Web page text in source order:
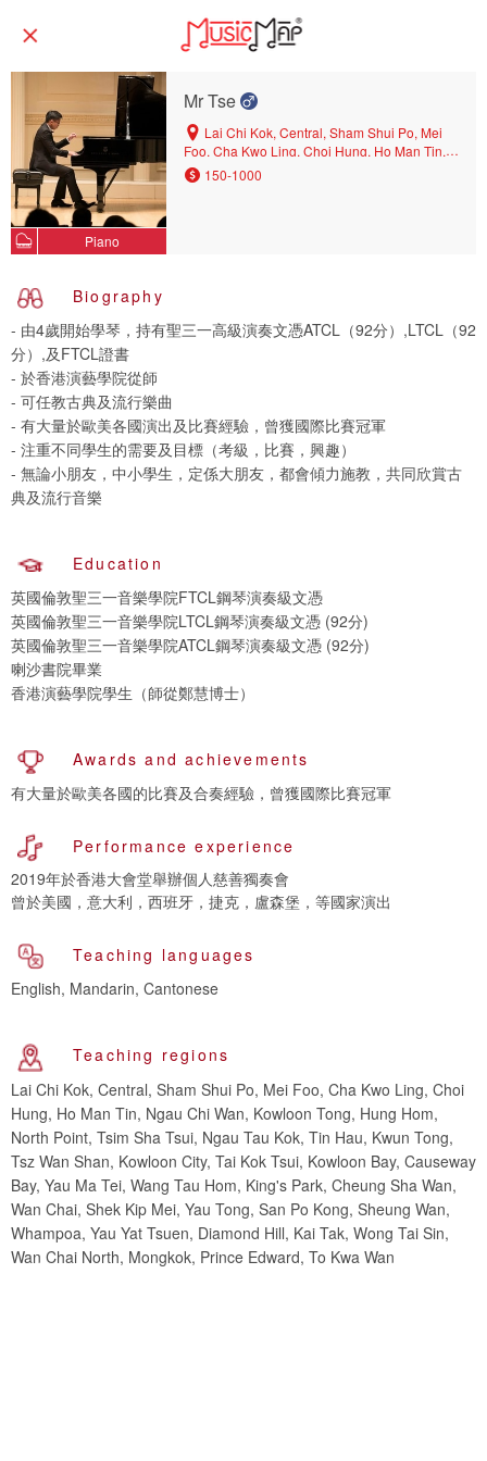
Piano
Mr Tse
Lai Chi Kok, Central, Sham Shui Po, Mei
Foo, Cha Kwo Ling, Choi Hung, Ho Man Tin,
Ngau Chi Wan, Kowloon Tong, Hung Hom,
North Point, Tsim Sha Tsui, Ngau Tau Kok, Tin
Prince Edward, To Kwa Wan
150-1000
Biography
- 由4歲開始學琴，持有聖三一高級演奏文憑ATCL（92分）,LTCL（92
分）,及FTCL證書
- 於香港演藝學院從師
- 可任教古典及流行樂曲
- 有大量於歐美各國演出及比賽經驗，曾獲國際比賽冠軍
- 注重不同學生的需要及目標（考級，比賽，興趣）
- 無論小朋友，中小學生，定係大朋友，都會傾力施教，共同欣賞古
Education
英國倫敦聖三一音樂學院FTCL鋼琴演奏級文憑
英國倫敦聖三一音樂學院LTCL鋼琴演奏級文憑 (92分)
英國倫敦聖三一音樂學院ATCL鋼琴演奏級文憑 (92分)
喇沙書院畢業
香港演藝學院學生（師從鄭慧博士）
Awards and achievements
有大量於歐美各國的比賽及合奏經驗，曾獲國際比賽冠軍
Performance experience
2019年於香港大會堂舉辦個人慈善獨奏會
曾於美國，意大利，西班牙，捷克，盧森堡，等國家演出
Teaching languages
English, Mandarin, Cantonese
Teaching regions
Lai Chi Kok, Central, Sham Shui Po, Mei Foo, Cha Kwo Ling, Choi
Hung, Ho Man Tin, Ngau Chi Wan, Kowloon Tong, Hung Hom,
North Point, Tsim Sha Tsui, Ngau Tau Kok, Tin Hau, Kwun Tong,
Tsz Wan Shan, Kowloon City, Tai Kok Tsui, Kowloon Bay, Causeway
Bay, Yau Ma Tei, Wang Tau Hom, King's Park, Cheung Sha Wan,
Wan Chai, Shek Kip Mei, Yau Tong, San Po Kong, Sheung Wan,
Whampoa, Yau Yat Tsuen, Diamond Hill, Kai Tak, Wong Tai Sin,
Wan Chai North, Mongkok, Prince Edward, To Kwa Wan